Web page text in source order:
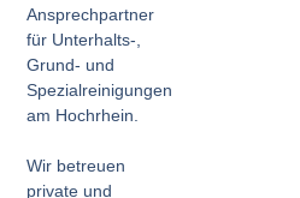
Ansprechpartner
für Unterhalts-,
Grund- und
Spezialreinigungen
am Hochrhein.
Wir betreuen
private und